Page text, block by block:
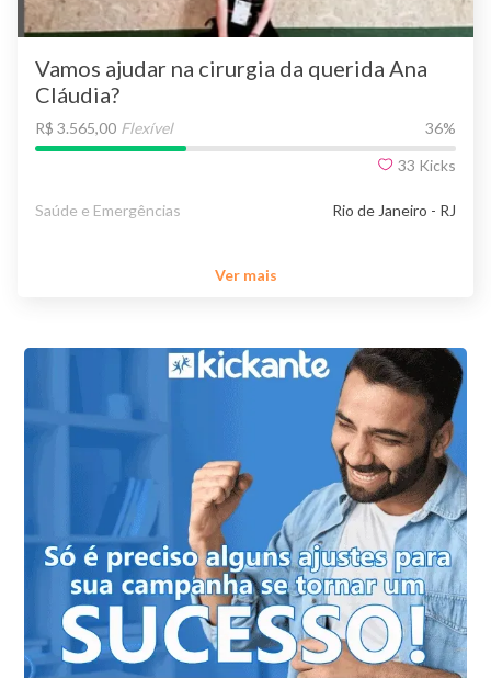
Vamos ajudar na cirurgia da querida Ana
Cláudia?
R$ 3.565,00 Flexível 36%
33 Kicks
Saúde e Emergências Rio de Janeiro - RJ
Ver mais